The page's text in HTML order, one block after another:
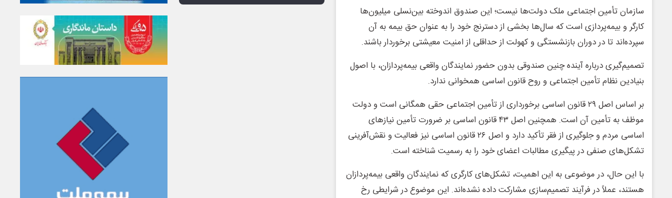
سازمان تأمین اجتماعی ملک دولت‌ها نیست؛ این صندوق اندوخته بین‌نسلی میلیون‌ها
کارگر و بیمه‌پردازی است که سال‌ها بخشی از دسترنج خود را به عنوان حق بیمه به آن
سپرده‌اند تا در دوران بازنشستگی و کهولت از حداقلی از امنیت معیشتی برخوردار باشند.
تصمیم‌گیری درباره آینده چنین صندوقی بدون حضور نمایندگان واقعی بیمه‌پردازان، با اصول
بنیادین نظام تأمین اجتماعی و روح قانون اساسی همخوانی ندارد.
بر اساس اصل ۲۹ قانون اساسی برخورداری از تأمین اجتماعی حقی همگانی است و دولت
موظف به تأمین آن است. همچنین اصل ۴۳ قانون اساسی بر ضرورت تأمین نیازهای
اساسی مردم و جلوگیری از فقر تأکید دارد و اصل ۲۶ قانون اساسی نیز فعالیت و نقش‌آفرینی
تشکل‌های صنفی در پیگیری مطالبات اعضای خود را به رسمیت شناخته است.
با این حال، در موضوعی به این اهمیت، تشکل‌های کارگری که نمایندگان واقعی بیمه‌پردازان
هستند، عملاً در فرآیند تصمیم‌سازی مشارکت داده نشده‌اند. این موضوع در شرایطی رخ